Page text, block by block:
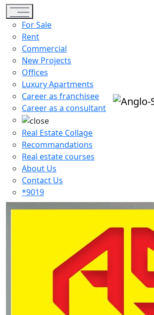
Toggle navigation
For Sale
Rent
Commercial
New Projects
Offices
Luxury Apartments
Career as franchisee
Career as a consultant
Real Estate Collage
Recommandations
Real estate courses
About Us
Contact Us
*9019